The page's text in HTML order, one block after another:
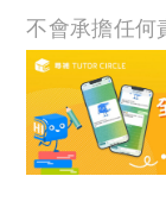
不會承擔任何